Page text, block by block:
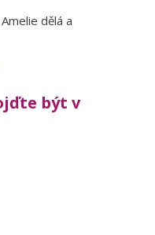
dělá a
být v